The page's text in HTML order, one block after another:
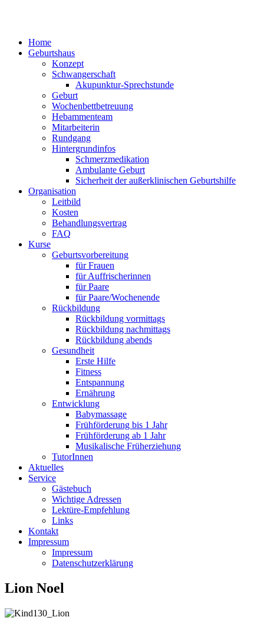
Home
Geburtshaus
Konzept
Schwangerschaft
Akupunktur-Sprechstunde
Geburt
Wochenbettbetreuung
Hebammenteam
Mitarbeiterin
Rundgang
Hintergrundinfos
Schmerzmedikation
Ambulante Geburt
Sicherheit der außerklinischen Geburtshilfe
Organisation
Leitbild
Kosten
Behandlungsvertrag
FAQ
Kurse
Geburtsvorbereitung
für Frauen
für Auffrischerinnen
für Paare
für Paare/Wochenende
Rückbildung
Rückbildung vormittags
Rückbildung nachmittags
Rückbildung abends
Gesundheit
Erste Hilfe
Fitness
Entspannung
Ernährung
Entwicklung
Babymassage
Frühförderung bis 1 Jahr
Frühförderung ab 1 Jahr
Musikalische Früherziehung
TutorInnen
Aktuelles
Service
Gästebuch
Wichtige Adressen
Lektüre-Empfehlung
Links
Kontakt
Impressum
Impressum
Datenschutzerklärung
Lion Noel